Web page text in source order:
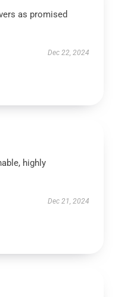
as promised
Dec 22, 2024
highly
Dec 21, 2024